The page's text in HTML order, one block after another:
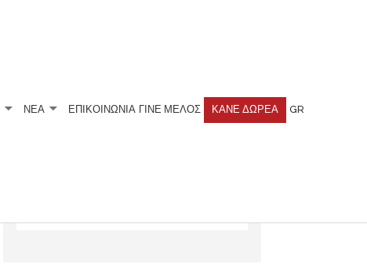
ΝΕΑ ΕΠΙΚΟΙΝΩΝΙΑ ΓΊΝΕ ΜΈΛΟΣ ΚΆΝΕ ΔΩΡΕΆ GR